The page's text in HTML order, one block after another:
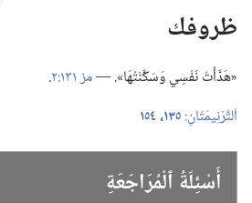
ظروفك
‏«هَدَّأْتُ نَفْسِي وَسَكَّنْتُهَا».‏ —‏مز ١٣١:‏٢
‏.‏
اَلتَّرْنِيمَتَانِ:‏١٣٥،‏ ١٥٤
أَسْئِلَةُ ٱلْمُرَاجَعَةِ